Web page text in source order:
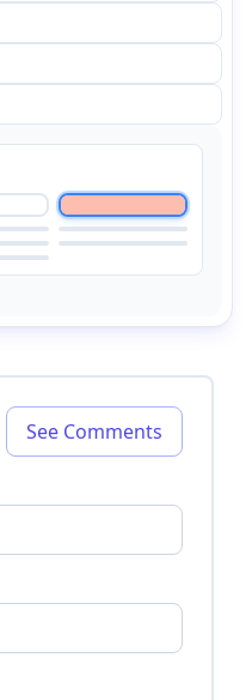
See Comments